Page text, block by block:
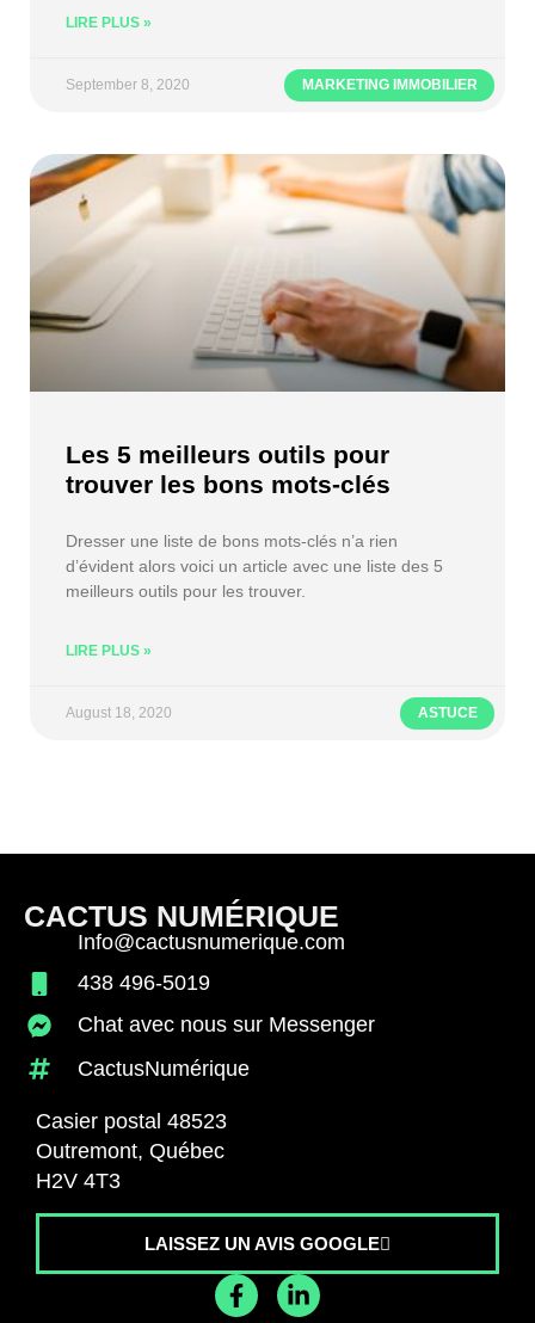
MARKETING IMMOBILIER
LIRE PLUS »
September 8, 2020
ASTUCE
Les 5 meilleurs outils pour
trouver les bons mots-clés
Dresser une liste de bons mots-clés n’a rien
d’évident alors voici un article avec une liste des 5
meilleurs outils pour les trouver.
LIRE PLUS »
August 18, 2020
CACTUS NUMÉRIQUE
Info@cactusnumerique.com
438 496-5019
Chat avec nous sur Messenger
CactusNumérique
Casier postal 48523
Outremont, Québec
H2V 4T3
LAISSEZ UN AVIS GOOGLE